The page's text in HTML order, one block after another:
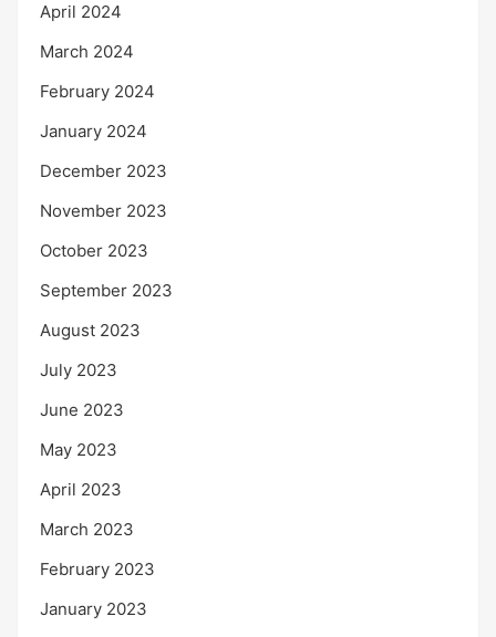
April 2024
March 2024
February 2024
January 2024
December 2023
November 2023
October 2023
September 2023
August 2023
July 2023
June 2023
May 2023
April 2023
March 2023
February 2023
January 2023